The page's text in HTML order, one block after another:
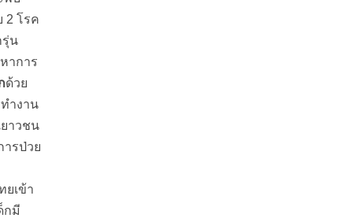
2 โรค
รุ่น
าการ
ด้วย
ำงาน
าวชน
รป่วย
ยเข้า
กมี